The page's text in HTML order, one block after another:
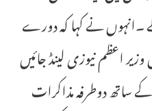
۔انہوں نے کہا کہ دورے
اعظم نیوزی لینڈ جائیں
دوطرفہ مذاکرات